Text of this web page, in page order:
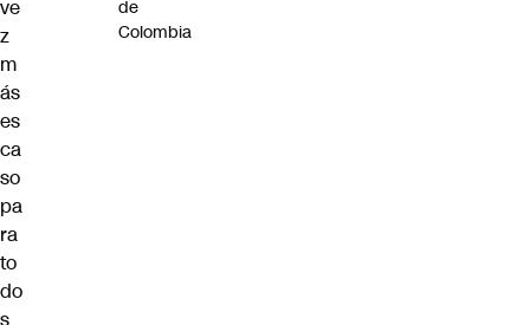
ve
z
m
ás
es
ca
so
pa
ra
to
do
s
de
Colombia